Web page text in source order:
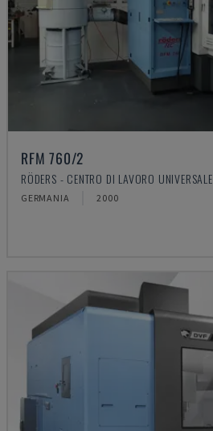
RFM 760/2
RÖDERS - CENTRO DI LAVORO UNIVERSALE
GERMANIA 2000